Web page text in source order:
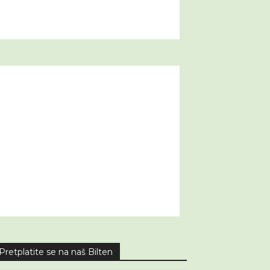
se na naš Bilten